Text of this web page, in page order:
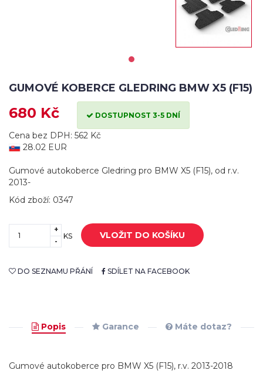
GUMOVÉ KOBERCE GLEDRING BMW X5 (F15)
680 Kč DOSTUPNOST 3-5 DNÍ
Cena bez DPH: 562 Kč
28.02 EUR
Gumové autokoberce Gledring pro BMW X5 (F15), od r.v.
2013-
Kód zboží: 0347
+
-
KS VLOŽIT DO KOŠÍKU
DO SEZNAMU PŘÁNÍ SDÍLET NA FACEBOOK
Popis Garance Máte dotaz?
Gumové autokoberce pro BMW X5 (F15), r.v. 2013-2018